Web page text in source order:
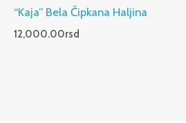
“Kaja” Bela Čipkana Haljina
12,000.00rsd